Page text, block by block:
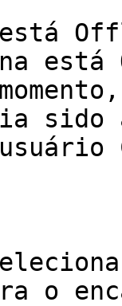
está
está
o